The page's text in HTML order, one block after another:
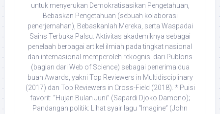
untuk menyerukan Demokratisasikan Pengetahuan,
Bebaskan Pengetahuan (sebuah kolaborasi
penerjemahan), Bebaskanlah Mereka, serta Waspadai
Sains Terbuka Palsu. Aktivitas akademiknya sebagai
penelaah berbagai artikel ilmiah pada tingkat nasional
dan internasional memperoleh rekognisi dari Publons
(bagian dari Web of Science) sebagai penerima dua
buah Awards, yakni Top Reviewers in Multidisciplinary
(2017) dan Top Reviewers in Cross-Field (2018). * Puisi
favorit: “Hujan Bulan Juni” (Sapardi Djoko Damono);
Pandangan politik: Lihat syair lagu “Imagine” (John